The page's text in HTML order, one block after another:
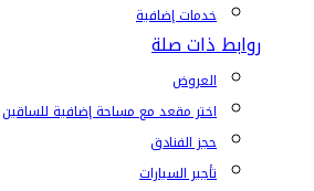
خدمات إضافية
روابط ذات صلة
العروض
اختر مقعد مع مساحة إضافية للساقين
حجز الفنادق
تأجير السيارات